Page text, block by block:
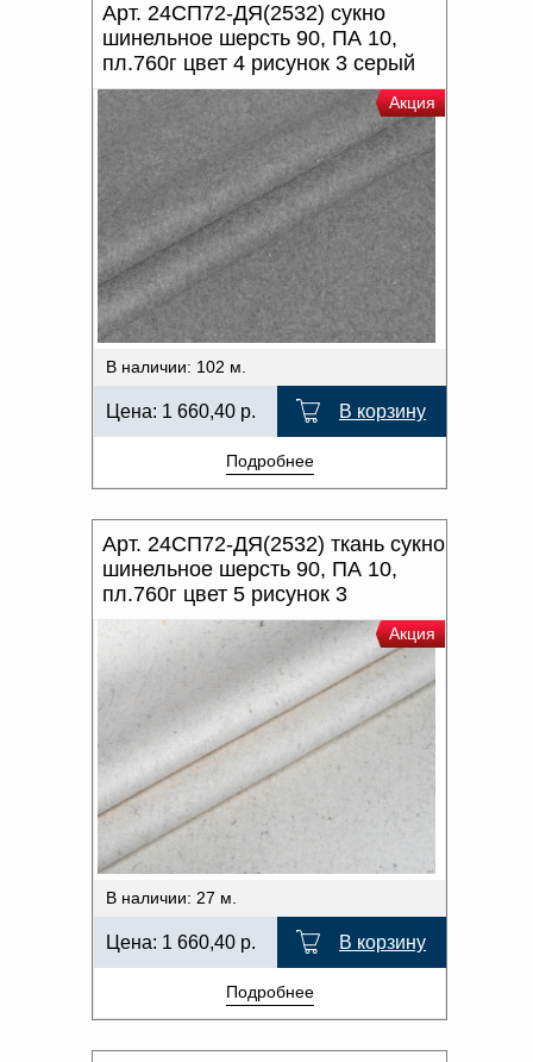
Арт. 24СП72-ДЯ(2532) сукно
шинельное шерсть 90, ПА 10,
пл.760г цвет 4 рисунок 3 серый
Акция
В наличии: 102 м.
Цена: 1 660,40 р. В корзину
Подробнее
Арт. 24СП72-ДЯ(2532) ткань сукно
шинельное шерсть 90, ПА 10,
пл.760г цвет 5 рисунок 3
Акция
В наличии: 27 м.
Цена: 1 660,40 р. В корзину
Подробнее